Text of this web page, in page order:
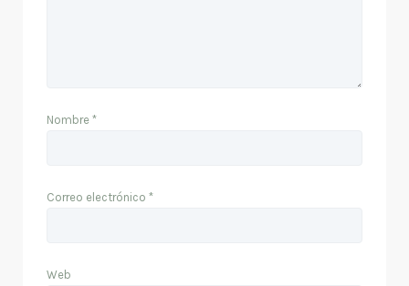
Nombre *
Correo electrónico *
Web